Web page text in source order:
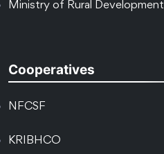
Ministry of Rural Development
Cooperatives
NFCSF
KRIBHCO